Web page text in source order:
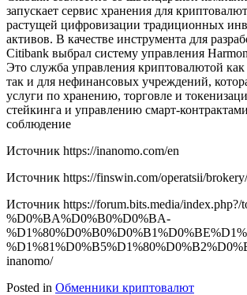
запускает сервис хранения для
растущей цифровизации традиционных
активов. В качестве инструмента для
Citibank выбрал систему управления
Это служба управления криптовалютой
так и для нефинансовых учреждений,
услуги по хранению, торговле и
стейкинга и управлению смарт-
соблюдение
Источник https://inanomo.com/en
Источник https://finswin.com/operatsii/
Источник https://forum.bits.media/index.php?/
%D0%BA%D0%B0%D0%BA-
inanomo/
Posted in Обменники криптовалют